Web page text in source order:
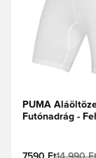
PUMA
Futónadrág -